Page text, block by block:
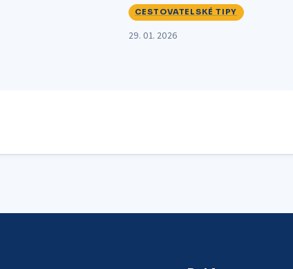
CESTOVATELSKÉ TIPY
29. 01. 2026